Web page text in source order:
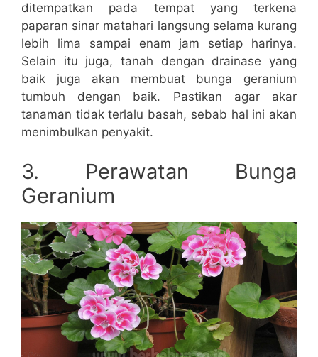
ditempatkan pada tempat yang terkena
paparan sinar matahari langsung selama kurang
lebih lima sampai enam jam setiap harinya.
Selain itu juga, tanah dengan drainase yang
baik juga akan membuat bunga geranium
tumbuh dengan baik. Pastikan agar akar
tanaman tidak terlalu basah, sebab hal ini akan
menimbulkan penyakit.
3. Perawatan Bunga
Geranium